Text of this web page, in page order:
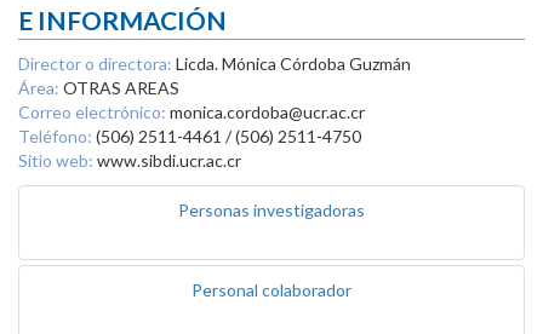
E INFORMACIÓN
Director o directora: Licda. Mónica Córdoba Guzmán
Área: OTRAS AREAS
Correo electrónico: monica.cordoba@ucr.ac.cr
Teléfono: (506) 2511-4461 / (506) 2511-4750
Sitio web: www.sibdi.ucr.ac.cr
Personas investigadoras
Personal colaborador